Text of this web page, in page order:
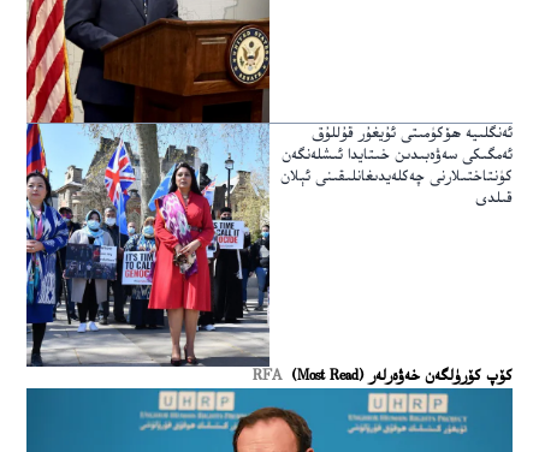
ئەنگلىيە ھۆكۈمىتى ئۇيغۇر قۇللۇق
ئەمگىكى سەۋەبىدىن خىتايدا ئىشلەنگەن
كۈنتاختىلارنى چەكلەيدىغانلىقىنى ئېلان
قىلدى
كۆپ كۆرۈلگەن خەۋەرلەر (Most Read) RFA